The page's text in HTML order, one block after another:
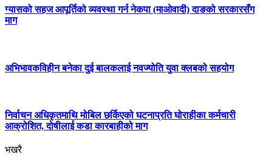
ग्यासको सहज आपूर्तिको व्यवस्था गर्न नेकपा (माओवादी) दाङको सरकारसँग
माग
अभिभावकविहीन बनेका दुई बालकलाई नवज्योति युवा क्लबको सहयोग
निर्वाचन अधिकृतमाथि मोबिल छर्किएको घटनाप्रति घोराहीका कर्मचारी
आक्रोशित, दोषीलाई कडा कारबाहीको माग
भखरै